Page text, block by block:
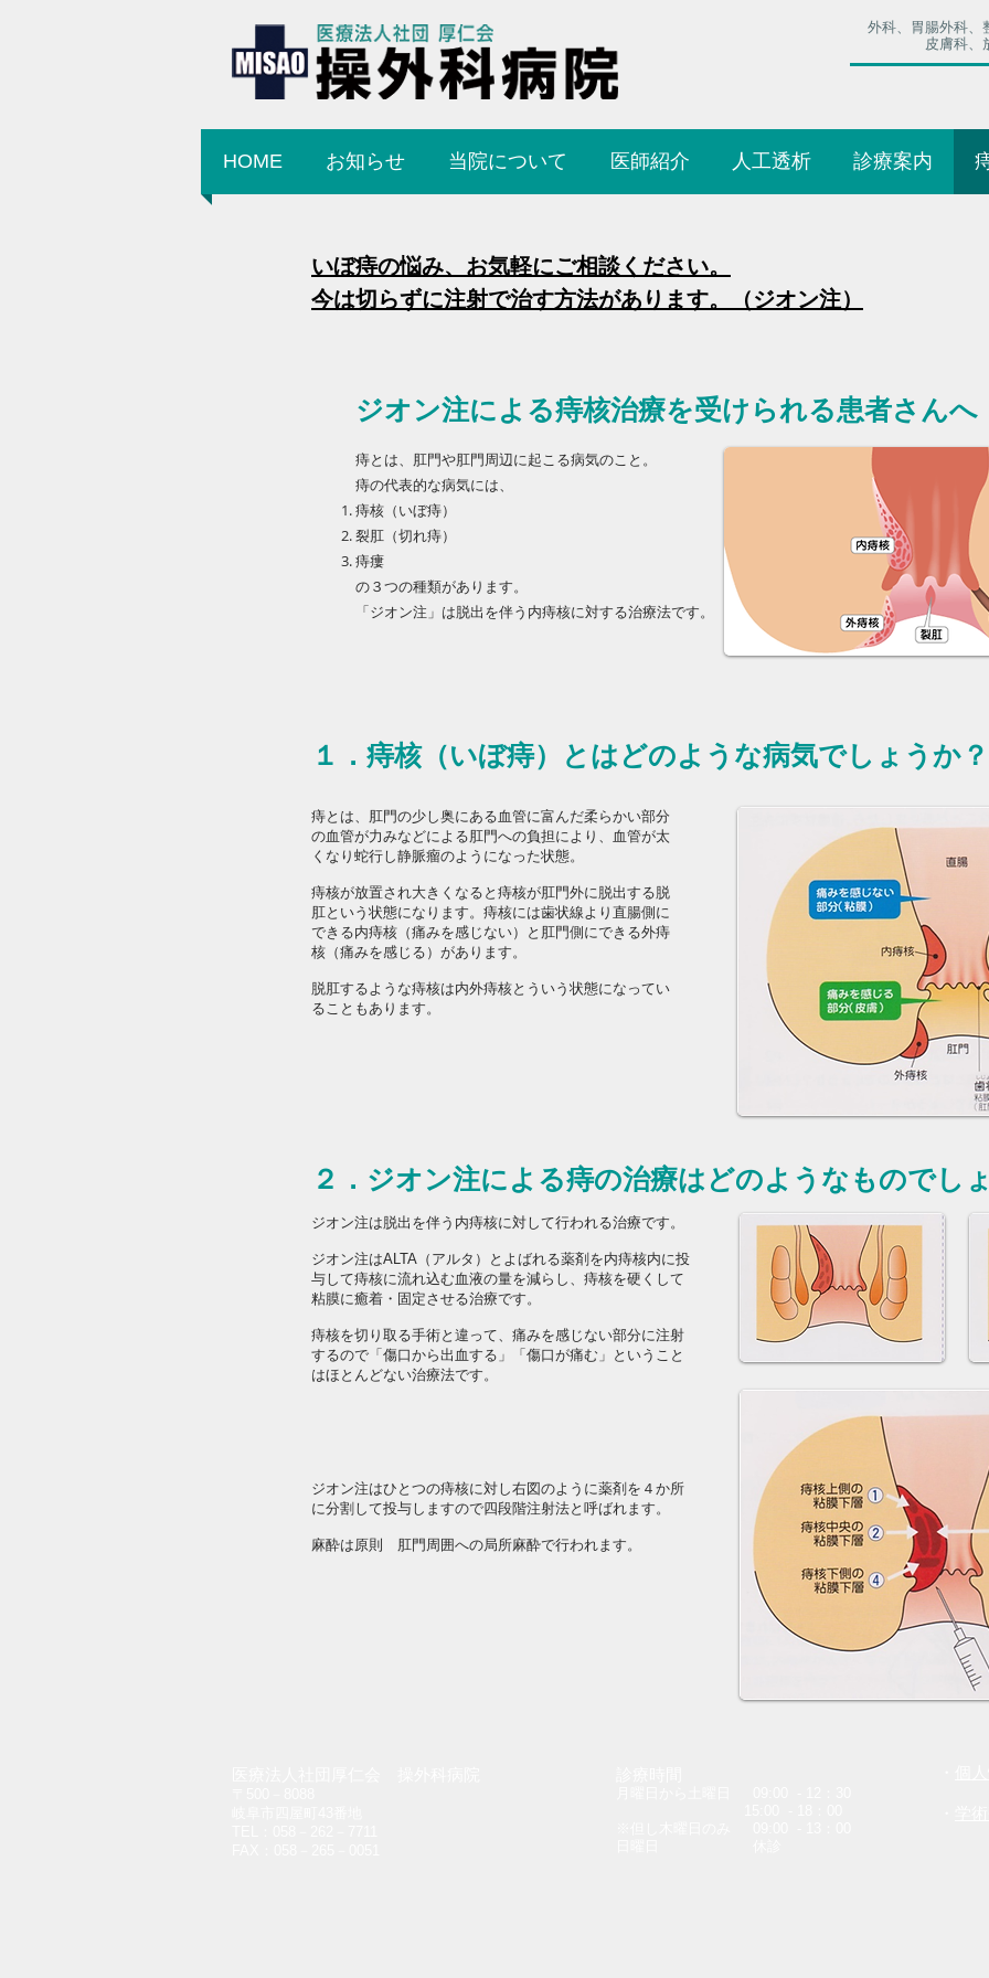
外科、胃腸外科、
皮膚科、
HOME お知らせ 当院について 医師紹介 人工透析 診療案内
いぼ痔の悩み、お気軽にご相談ください。
今は切らずに注射で治す方法があります。（ジオン注）
ジオン注による痔核治療を受けられる患者さんへ
痔とは、肛門や肛門周辺に起こる病気のこと。
痔の代表的な病気には、
痔核（いぼ痔）
裂肛（切れ痔）
痔瘻
の３つの種類があります。
「ジオン注」は脱出を伴う内痔核に対する治療法です。
１．痔核（いぼ痔）とはどのような病気でしょうか？
痔とは、肛門の少し奥にある血管に富んだ柔らかい部分
の血管が力みなどによる肛門への負担により、血管が太
くなり蛇行し静脈瘤のようになった状態。
痔核が放置され大きくなると痔核が肛門外に脱出する脱
肛という状態になります。痔核には歯状線より直腸側に
できる内痔核（痛みを感じない）と肛門側にできる外痔
核（痛みを感じる）があります。
脱肛するような痔核は内外痔核とういう状態になってい
ることもあります。
２．ジオン注による痔の治療はどのようなものでし
ジオン注は脱出を伴う内痔核に対して行われる治療です。
ジオン注はALTA（アルタ）とよばれる薬剤を内痔核内に投
与して痔核に流れ込む血液の量を減らし、痔核を硬くして
粘膜に癒着・固定させる治療です。
痔核を切り取る手術と違って、痛みを感じない部分に注射
するので「傷口から出血する」「傷口が痛む」ということ
はほとんどない治療法です。
ジオン注はひとつの痔核に対し右図のように薬剤を４か所
に分割して投与しますので四段階注射法と呼ばれます。
麻酔は原則 肛門周囲への局所麻酔で行われます。